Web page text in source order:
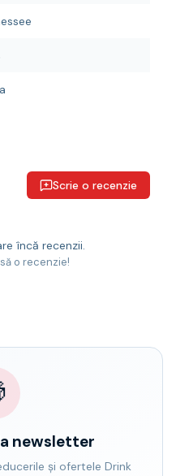
Scrie o recenzie
încă recenzii.
o recenzie!
newsletter
și ofertele Drink